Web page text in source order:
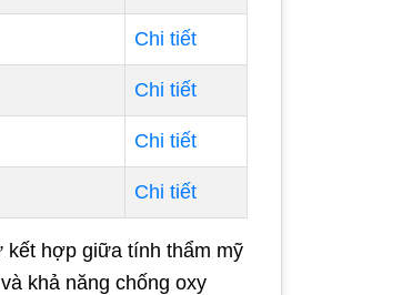
Chi tiết
Chi tiết
Chi tiết
Chi tiết
kết hợp giữa tính thẩm mỹ
khả năng chống oxy